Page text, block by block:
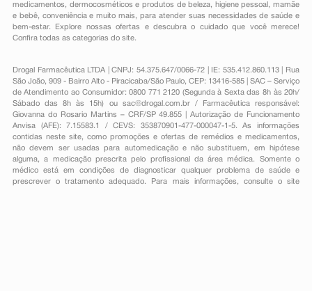
medicamentos , dermocosméticos e produtos de beleza, higiene pessoal ,mamãe
e bebê, conveniênciae muito mais, para atender suas necessidades de saúde e
bem-estar. Explore nossas ofertas e descubra o cuidado que você merece!
Confira todas as categorias do site.
Drogal Farmacêutica LTDA | CNPJ: 54.375.647/0066-72 | IE: 535.412.860.113 | Rua
São João, 909 - Bairro Alto - Piracicaba/São Paulo, CEP: 13416-585 | SAC – Serviço
de Atendimento ao Consumidor: 0800 771 2120 (Segunda à Sexta das 8h às 20h/
Sábado das 8h às 15h) ou sac@drogal.com.br/ Farmacêutica responsável:
Giovanna do Rosario Martins – CRF/SP 49.855 | Autorização de Funcionamento
Anvisa (AFE): 7.15583.1 / CEVS: 353870901-477-000047-1-5. As informações
contidas neste site, como promoções e ofertas de remédios e medicamentos,
não devem ser usadas para automedicação e não substituem, em hipótese
alguma, a medicação prescrita pelo profissional da área médica. Somente o
médico está em condições de diagnosticar qualquer problema de saúde e
prescrever o tratamento adequado. Para mais informações, consulte o site